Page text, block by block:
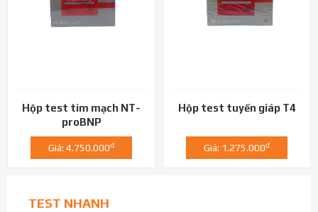
Hộp test tim mạch NT-
proBNP
Giá: 4.750.000đ
Hộp test tuyến giáp T4
Giá: 1.275.000đ
TEST NHANH